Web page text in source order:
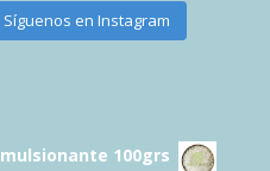
Síguenos en Instagram
100grs